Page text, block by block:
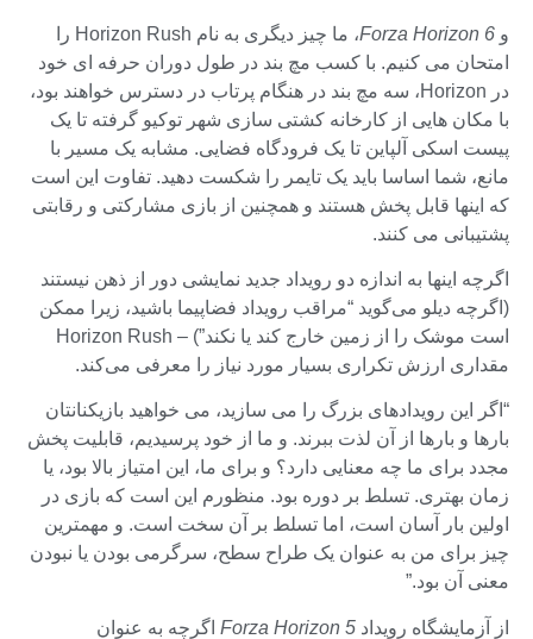
و Forza Horizon 6
، ما چیز دیگری به نام Horizon Rush را
امتحان می کنیم. با کسب مچ بند در طول دوران حرفه ای خود
در Horizon، سه مچ بند در هنگام پرتاب در دسترس خواهند بود،
با مکان هایی از کارخانه کشتی سازی شهر توکیو گرفته تا یک
پیست اسکی آلپاین تا یک فرودگاه فضایی. مشابه یک مسیر با
مانع، شما اساسا باید یک تایمر را شکست دهید. تفاوت این است
که اینها قابل پخش هستند و همچنین از بازی مشارکتی و رقابتی
پشتیبانی می کنند.
اگرچه اینها به اندازه دو رویداد جدید نمایشی دور از ذهن نیستند
(اگرچه دیلو می‌گوید “مراقب رویداد فضاپیما باشید، زیرا ممکن
است موشک را از زمین خارج کند یا نکند”) – Horizon Rush
مقداری ارزش تکراری بسیار مورد نیاز را معرفی می‌کند.
“اگر این رویدادهای بزرگ را می سازید، می خواهید بازیکنانتان
بارها و بارها از آن لذت ببرند. و ما از خود پرسیدیم، قابلیت پخش
مجدد برای ما چه معنایی دارد؟ و برای ما، این امتیاز بالا بود، یا
زمان بهتری. تسلط بر دوره بود. منظورم این است که بازی در
اولین بار آسان است، اما تسلط بر آن سخت است. و مهمترین
چیز برای من به عنوان یک طراح سطح، سرگرمی بودن یا نبودن
معنی آن بود.”
از آزمایشگاه رویداد Forza Horizon 5 اگرچه به عنوان